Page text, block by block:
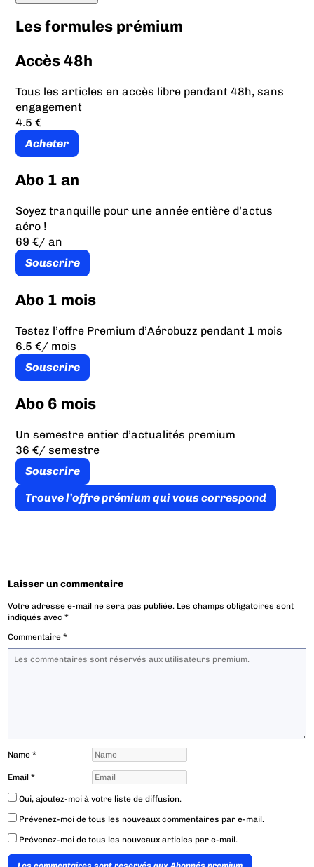
Les formules prémium
Accès 48h
Tous les articles en accès libre pendant 48h, sans
engagement
4.5 €
Acheter
Abo 1 an
Soyez tranquille pour une année entière d’actus
aéro !
69 €/ an
Souscrire
Abo 1 mois
Testez l’offre Premium d’Aérobuzz pendant 1 mois
6.5 €/ mois
Souscrire
Abo 6 mois
Un semestre entier d’actualités premium
36 €/ semestre
Souscrire
Trouve l’offre prémium qui vous correspond
Laisser un commentaire
Votre adresse e-mail ne sera pas publiée. Les champs obligatoires sont
indiqués avec*
Commentaire*
Name*
Email*
Oui, ajoutez-moi à votre liste de diffusion.
Prévenez-moi de tous les nouveaux commentaires par e-mail.
Prévenez-moi de tous les nouveaux articles par e-mail.